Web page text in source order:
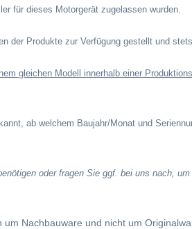
für dieses Motorgerät zugelassen wurden.
der Produkte zur Verfügung gestellt und
gleichen Modell innerhalb einer
ab welchem Baujahr/Monat und
oder fragen Sie ggf. bei uns nach,
Nachbauware und nicht um